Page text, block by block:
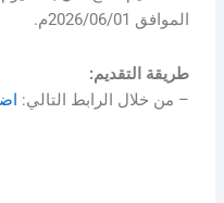
الموافق 2026/06/01م.
طريقة التقديم:
– من خلال الرابط التالي: